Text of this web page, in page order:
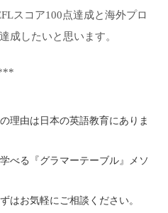
スコア100点達成と海外プロ
成したいと思います。
理由は日本の英語教育にありま
べる『グラマーテーブル』メソ
はお気軽にご相談ください。